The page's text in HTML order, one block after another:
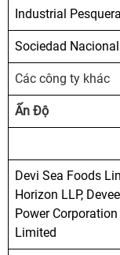
Industrial
Sociedad
Các công ty khác
Ấn Độ
Devi Sea Foods
Horizon LLP, Devee
Power
Limited